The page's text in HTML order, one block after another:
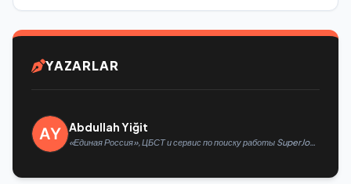
YAZARLAR
Abdullah Yiğit
«Единая Россия», ЦБСТ и сервис по поиску работы SuperJob